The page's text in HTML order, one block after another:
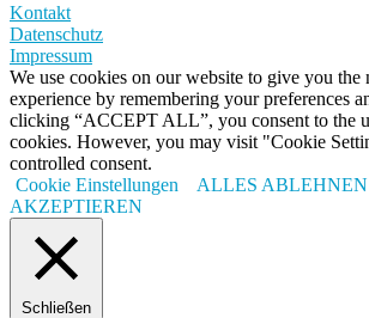
Kontakt
Datenschutz
Impressum
We use cookies on our website to give you the
experience by remembering your preferences
clicking “ACCEPT ALL”, you consent to the
cookies. However, you may visit "Cookie
controlled consent.
Cookie Einstellungen
ALLES ABLEHNEN
AKZEPTIEREN
Schließen